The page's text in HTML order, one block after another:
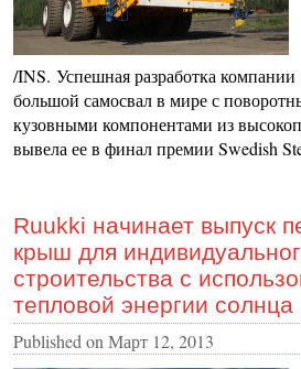
/INS. Успешная разработка
большой самосвал в мире с
кузовными компонентами из
вывела ее в финал премии Swedish
Ruukki начинает выпуск
крыш для
строительства с
тепловой энергии солнца
Published on Март 12, 2013